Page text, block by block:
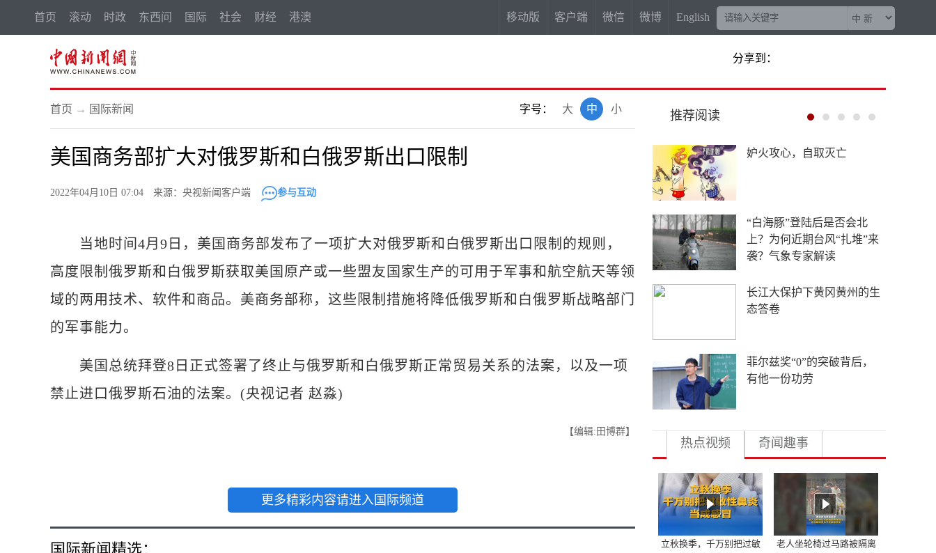
首页 滚动 时政 东西问 国际 社会 财经 港澳 移动版 客户端 微信 微博 English
分享到：
首页 → 国际新闻 字号： 小
中
大
美国商务部扩大对俄罗斯和白俄罗斯出口限制
2022年04月10日 07:04 来源：央视新闻客户端 参与互动
当地时间4月9日，美国商务部发布了一项扩大对俄罗斯和白俄罗斯出口限制的规则，
高度限制俄罗斯和白俄罗斯获取美国原产或一些盟友国家生产的可用于军事和航空航天等领
域的两用技术、软件和商品。美商务部称，这些限制措施将降低俄罗斯和白俄罗斯战略部门
的军事能力。
美国总统拜登8日正式签署了终止与俄罗斯和白俄罗斯正常贸易关系的法案，以及一项
禁止进口俄罗斯石油的法案。(央视记者 赵淼)
【编辑:田博群】
更多精彩内容请进入国际频道
国际新闻精选：
推荐阅读
妒火攻心，自取灭亡
“白海豚”登陆后是否会北
上？为何近期台风“扎堆”来
袭？气象专家解读
长江大保护下黄冈黄州的生
态答卷
菲尔兹奖“0”的突破背后，
有他一份功劳
热点视频 奇闻趣事
立秋换季，千万别把过敏
老人坐轮椅过马路被隔离